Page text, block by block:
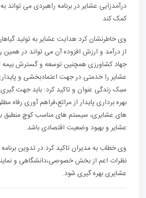
درآمدزایی عشایر در برنامه راهبردی می تواند
کمک کند.
وی خاطرنشان کرد:هدایت عشایر به تولید
از درآمد و ارزش افزوده آن می تواند در همین
جهاد کشاورزی همچنین توسعه و گسترش بیمه
عشایر را خدمتی در جهت اعتمادبخشی و
سبک زندگی عنوان و تاکید کرد: باید جهت
بهره برداری پایدار از مراتع،فراهم آوری رفاه
های عشایری، سیستم های مناسب کوچ منطبق
عشایر و بهبود وضعیت اقتصادی باشد.
وی خطاب به مدیران تاکید کرد:در تدوین
نظرات اعم از بخش خصوصی،دانشگاهی و
عشایری بهره گیری شود.